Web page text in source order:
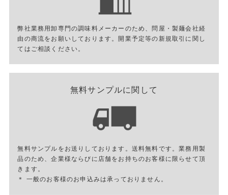
弊社業務用卸専門の調味料メーカーのため、問屋・製麺会社経
由の商流をお願いしております。開業予定等の新規取引に関し
てはご相談ください。
無料サンプルに関して
無料サンプルをお送りしております。送料無料です。業務用製
品のため、企業様ならびに店舗をお持ちのお客様に限らせて頂
きます。
＊ 一般のお客様のお申込みは承っておりません。